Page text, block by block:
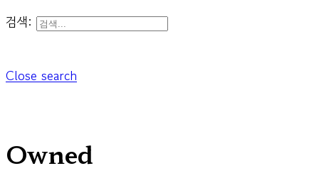
검색:
Close search
Owned